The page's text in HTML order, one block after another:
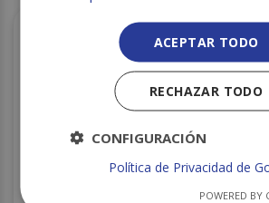
ACEPTAR TODO
RECHAZAR TODO
CONFIGURACIÓN
Política de Privacidad de
POWERED BY